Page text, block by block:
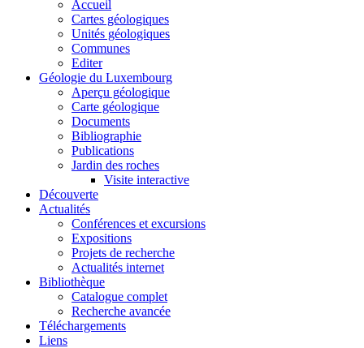
Accueil
Cartes géologiques
Unités géologiques
Communes
Editer
Géologie du Luxembourg
Aperçu géologique
Carte géologique
Documents
Bibliographie
Publications
Jardin des roches
Visite interactive
Découverte
Actualités
Conférences et excursions
Expositions
Projets de recherche
Actualités internet
Bibliothèque
Catalogue complet
Recherche avancée
Téléchargements
Liens